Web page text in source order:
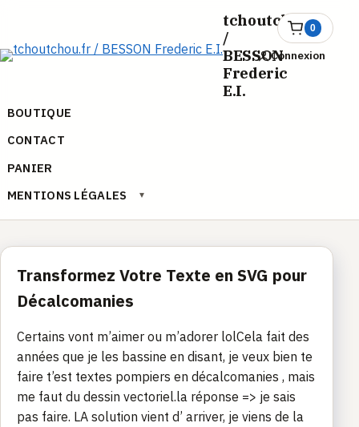
contenu
tchoutchou.fr
/
BESSON
Frederic
E.I.
BOUTIQUE
CONTACT
PANIER
MENTIONS LÉGALES
▾
0
Ouvrir
le
panier
Connexion
Transformez Votre Texte en SVG pour
Décalcomanies
Certains vont m’aimer ou m’adorer lolCela fait des
années que je les bassine en disant, je veux bien te
faire t’est textes pompiers en décalcomanies , mais
me faut du dessin vectoriel.la réponse => je sais
pas faire. LA solution vient d’ arriver, je viens de la